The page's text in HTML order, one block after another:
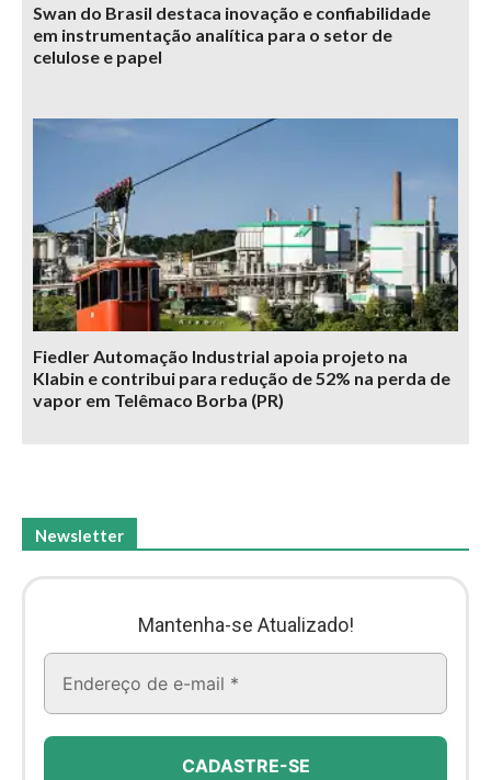
Swan do Brasil destaca inovação e confiabilidade
em instrumentação analítica para o setor de
celulose e papel
Fiedler Automação Industrial apoia projeto na
Klabin e contribui para redução de 52% na perda de
vapor em Telêmaco Borba (PR)
Newsletter
Mantenha-se Atualizado!